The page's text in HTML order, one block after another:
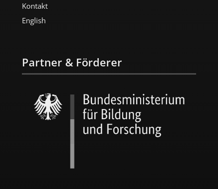
Kontakt
English
Partner & Förderer